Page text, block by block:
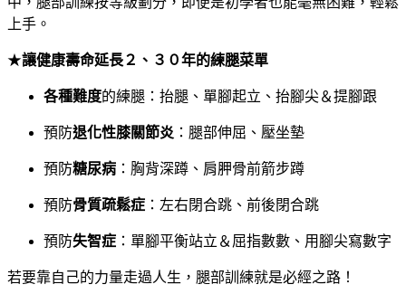
上手。
★讓健康壽命延長２、３０年的練腿菜單
各種難度的練腿：抬腿、單腳起立、抬腳尖＆提腳跟
預防退化性膝關節炎 ：腿部伸屈、壓坐墊
預防糖尿病 ：胸背深蹲、肩胛骨前箭步蹲
預防骨質疏鬆症 ：左右閉合跳、前後閉合跳
預防失智症 ：單腳平衡站立＆屈指數數、用腳尖寫數字
若要靠自己的力量走過人生，腿部訓練就是必經之路！